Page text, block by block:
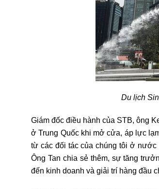
Du lịch
Giám đốc điều hành của STB, ông
ở Trung Quốc khi mở cửa, áp lực
từ các đối tác của chúng tôi ở
Ông Tan chia sẻ thêm, sự tăng
đến kinh doanh và giải trí hàng đầu